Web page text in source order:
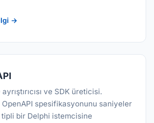
→
ve SDK üreticisi.
spesifikasyonunu saniyeler
bir Delphi istemcisine